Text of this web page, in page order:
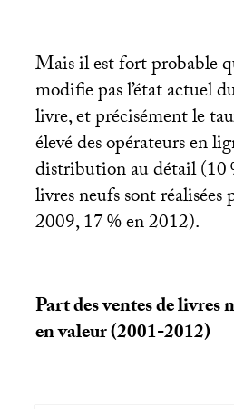
Mais il est fort probable
modifie pas l’état actuel
livre, et précisément le
élevé des opérateurs en
distribution au détail (10
livres neufs sont
2009, 17% en 2012).
Part des ventes de livres
en valeur (2001-2012)